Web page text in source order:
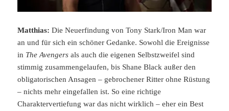
Matthias: Die Neuerfindung von Tony Stark/Iron Man war
an und für sich ein schöner Gedanke. Sowohl die Ereignisse
in The Avengers als auch die eigenen Selbstzweifel sind
stimmig zusammengelaufen, bis Shane Black außer den
obligatorischen Ansagen – gebrochener Ritter ohne Rüstung
– nichts mehr eingefallen ist. So eine richtige
Charaktervertiefung war das nicht wirklich – eher ein Best